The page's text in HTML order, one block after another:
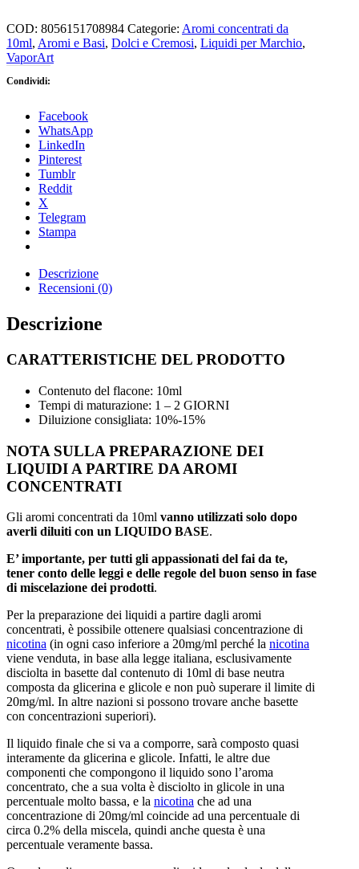
COD: 8056151708984 Categorie: Aromi concentrati da
10ml, Aromi e Basi, Dolci e Cremosi, Liquidi per Marchio,
VaporArt
Condividi:
Facebook
WhatsApp
LinkedIn
Pinterest
Tumblr
Reddit
X
Telegram
Stampa
Descrizione
Recensioni (0)
Descrizione
CARATTERISTICHE DEL PRODOTTO
Contenuto del flacone: 10ml
Tempi di maturazione: 1 – 2 GIORNI
Diluizione consigliata: 10%-15%
NOTA SULLA PREPARAZIONE DEI
LIQUIDI A PARTIRE DA AROMI
CONCENTRATI
Gli aromi concentrati da 10ml vanno utilizzati solo dopo
averli diluiti con un LIQUIDO BASE.
E’ importante, per tutti gli appassionati del fai da te,
tener conto delle leggi e delle regole del buon senso in fase
di miscelazione dei prodotti.
Per la preparazione dei liquidi a partire dagli aromi
concentrati, è possibile ottenere qualsiasi concentrazione di
nicotina (in ogni caso inferiore a 20mg/ml perché la nicotina
viene venduta, in base alla legge italiana, esclusivamente
disciolta in basette dal contenuto di 10ml di base neutra
composta da glicerina e glicole e non può superare il limite di
20mg/ml. In altre nazioni si possono trovare anche basette
con concentrazioni superiori).
Il liquido finale che si va a comporre, sarà composto quasi
interamente da glicerina e glicole. Infatti, le altre due
componenti che compongono il liquido sono l’aroma
concentrato, che a sua volta è disciolto in glicole in una
percentuale molto bassa, e la nicotina che ad una
concentrazione di 20mg/ml coincide ad una percentuale di
circa 0.2% della miscela, quindi anche questa è una
percentuale veramente bassa.